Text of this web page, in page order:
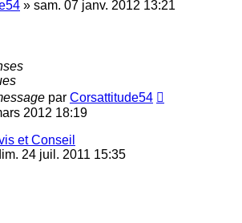
» sam. 07 janv. 2012 13:21
par Corsattitude54
2012 18:19
et Conseil
24 juil. 2011 15:35